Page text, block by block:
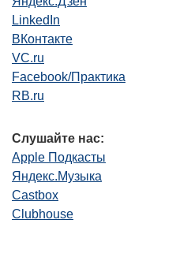
LinkedIn
ВКонтакте
VC.ru
Facebook/Практика
RB.ru
Слушайте нас:
Apple Подкасты
Яндекс.Музыка
Castbox
Clubhouse